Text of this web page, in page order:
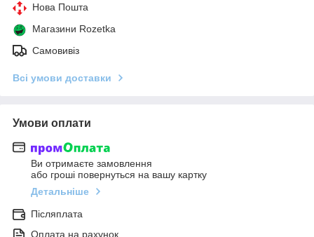
Нова Пошта
Магазини Rozetka
Самовивіз
Всі умови доставки
Умови оплати
Ви отримаєте замовлення
або гроші повернуться на вашу картку
Детальніше
Післяплата
Оплата на рахунок